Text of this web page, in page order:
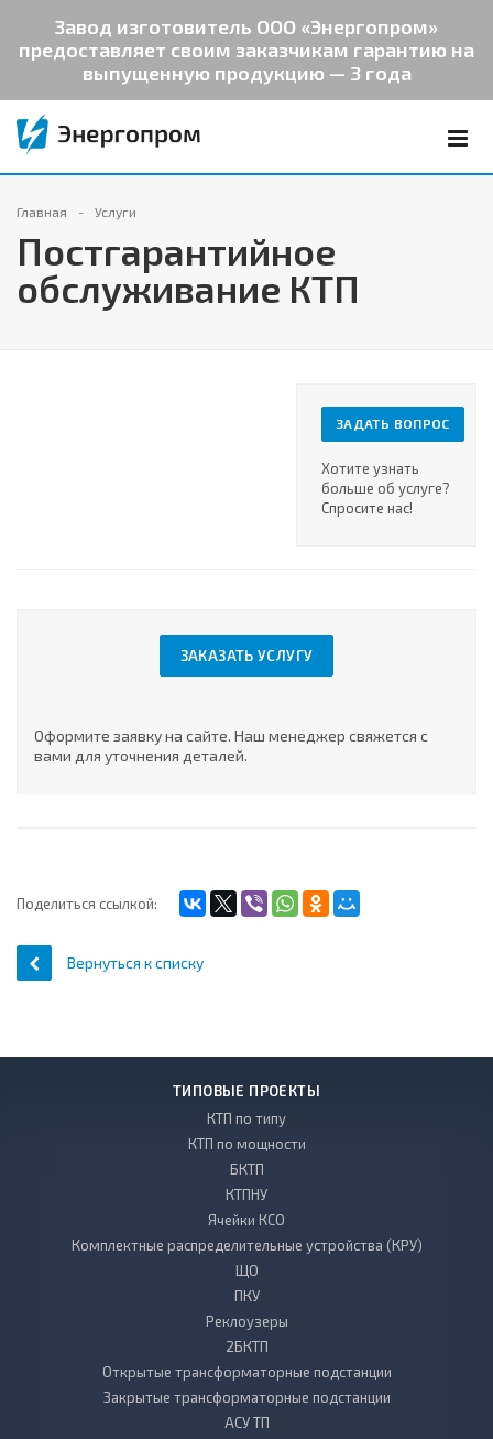
Завод изготовитель ООО «Энергопром»
предоставляет своим заказчикам гарантию на
выпущенную продукцию — 3 года
Главная Услуги
Постгарантийное
обслуживание КТП
ЗАДАТЬ ВОПРОС
Хотите узнать
больше об услуге?
Спросите нас!
ЗАКАЗАТЬ УСЛУГУ
Оформите заявку на сайте. Наш менеджер свяжется с
вами для уточнения деталей.
Поделиться ссылкой:
Вернуться к списку
ТИПОВЫЕ ПРОЕКТЫ
КТП по типу
КТП по мощности
БКТП
КТПНУ
Ячейки КСО
Комплектные распределительные устройства (КРУ)
ЩО
ПКУ
Реклоузеры
2БКТП
Открытые трансформаторные подстанции
Закрытые трансформаторные подстанции
АСУ ТП